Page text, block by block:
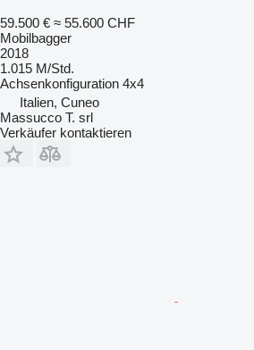
59.500 € ≈ 55.600 CHF
Mobilbagger
2018
1.015 M/Std.
Achsenkonfiguration 4x4
Italien, Cuneo
Massucco T. srl
Verkäufer kontaktieren